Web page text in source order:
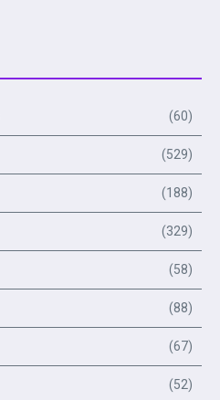
(60)
(529)
(188)
(329)
(58)
(88)
(67)
(52)